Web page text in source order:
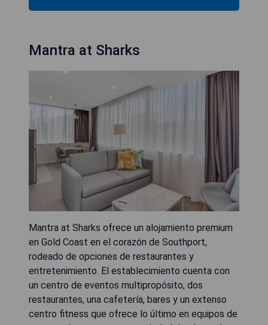
Mantra at Sharks
Mantra at Sharks ofrece un alojamiento premium
en Gold Coast en el corazón de Southport,
rodeado de opciones de restaurantes y
entretenimiento. El establecimiento cuenta con
un centro de eventos multipropósito, dos
restaurantes, una cafetería, bares y un extenso
centro fitness que ofrece lo último en equipos de